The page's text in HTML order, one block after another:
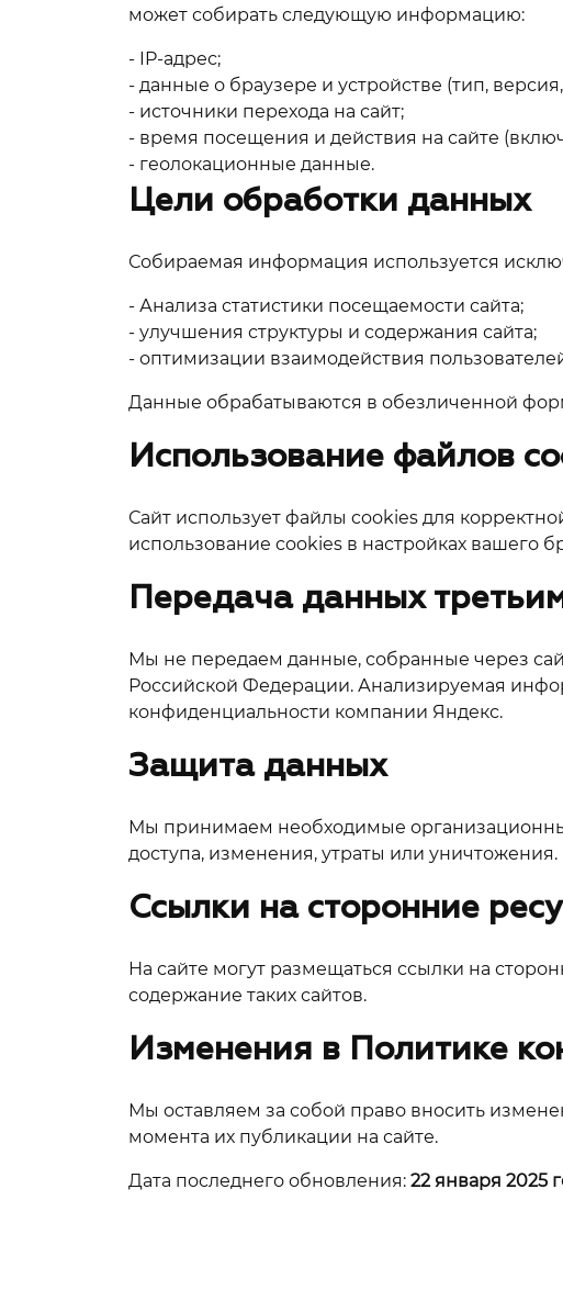
может собирать следующую информацию:
- IP-адрес;
- данные о браузере и устройстве (тип,
- источники перехода на сайт;
- время посещения и действия на сайте
- геолокационные данные.
Цели обработки данных
Собираемая информация используется
- Анализа статистики посещаемости сайта;
- улучшения структуры и содержания сайта;
- оптимизации взаимодействия
Данные обрабатываются в обезличенной
Использование файлов
Сайт использует файлы cookies для
использование cookies в настройках вашего
Передача данных
Мы не передаем данные, собранные через
Российской Федерации. Анализируемая
конфиденциальности компании Яндекс.
Защита данных
Мы принимаем необходимые
доступа, изменения, утраты или уничтожения.
Ссылки на сторонние
На сайте могут размещаться ссылки на
содержание таких сайтов.
Изменения в Политике
Мы оставляем за собой право вносить
момента их публикации на сайте.
Дата последнего обновления: 22 января 2025